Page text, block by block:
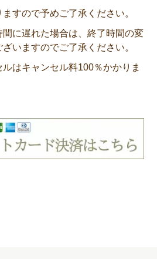
すので予めご了承ください。
に遅れた場合は、終了時間の変
いますのでご了承ください。
はキャンセル料100％かかりま